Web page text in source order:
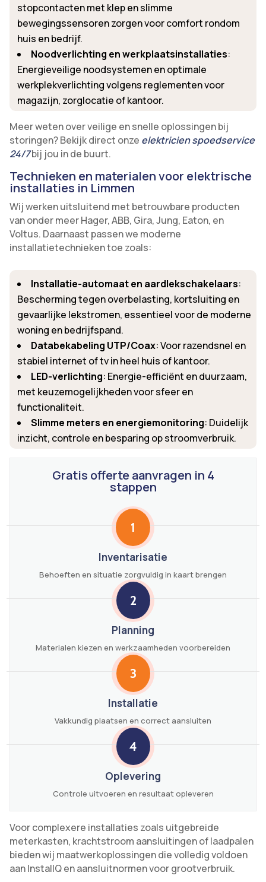
stopcontacten met klep en slimme
bewegingssensoren zorgen voor comfort rondom
huis en bedrijf.
Noodverlichting en werkplaatsinstallaties:
Energieveilige noodsystemen en optimale
werkplekverlichting volgens reglementen voor
magazijn, zorglocatie of kantoor.
Meer weten over veilige en snelle oplossingen bij
storingen? Bekijk direct onze elektricien spoedservice
24/7bij jou in de buurt.
Technieken en materialen voor elektrische
installaties in Limmen
Wij werken uitsluitend met betrouwbare producten
van onder meer Hager, ABB, Gira, Jung, Eaton, en
Voltus. Daarnaast passen we moderne
installatietechnieken toe zoals:
Installatie-automaat en aardlekschakelaars:
Bescherming tegen overbelasting, kortsluiting en
gevaarlijke lekstromen, essentieel voor de moderne
woning en bedrijfspand.
Databekabeling UTP/Coax: Voor razendsnel en
stabiel internet of tv in heel huis of kantoor.
LED-verlichting: Energie-efficiënt en duurzaam,
met keuzemogelijkheden voor sfeer en
functionaliteit.
Slimme meters en energiemonitoring: Duidelijk
inzicht, controle en besparing op stroomverbruik.
Gratis offerte aanvragen in 4
stappen
1
Inventarisatie
Behoeften en situatie zorgvuldig in kaart brengen
2
Planning
Materialen kiezen en werkzaamheden voorbereiden
3
Installatie
Vakkundig plaatsen en correct aansluiten
4
Oplevering
Controle uitvoeren en resultaat opleveren
Voor complexere installaties zoals uitgebreide
meterkasten, krachtstroom aansluitingen of laadpalen
bieden wij maatwerkoplossingen die volledig voldoen
aan InstallQ en aansluitnormen voor grootverbruik.